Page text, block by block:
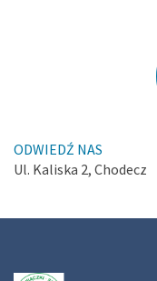
ODWIEDŹ NAS
Ul. Kaliska 2, Chodecz